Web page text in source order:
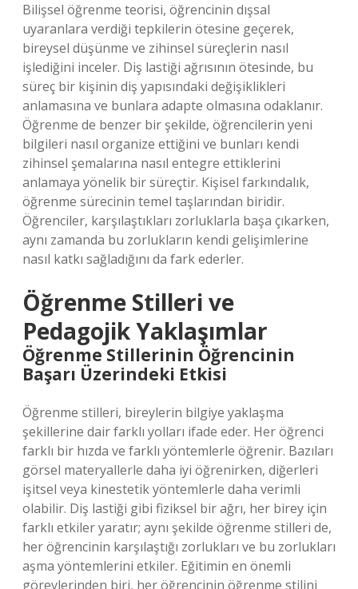
Bilişsel öğrenme teorisi, öğrencinin dışsal
uyaranlara verdiği tepkilerin ötesine geçerek,
bireysel düşünme ve zihinsel süreçlerin nasıl
işlediğini inceler. Diş lastiği ağrısının ötesinde, bu
süreç bir kişinin diş yapısındaki değişiklikleri
anlamasına ve bunlara adapte olmasına odaklanır.
Öğrenme de benzer bir şekilde, öğrencilerin yeni
bilgileri nasıl organize ettiğini ve bunları kendi
zihinsel şemalarına nasıl entegre ettiklerini
anlamaya yönelik bir süreçtir. Kişisel farkındalık,
öğrenme sürecinin temel taşlarından biridir.
Öğrenciler, karşılaştıkları zorluklarla başa çıkarken,
aynı zamanda bu zorlukların kendi gelişimlerine
nasıl katkı sağladığını da fark ederler.
Öğrenme Stilleri ve
Pedagojik Yaklaşımlar
Öğrenme Stillerinin Öğrencinin
Başarı Üzerindeki Etkisi
Öğrenme stilleri, bireylerin bilgiye yaklaşma
şekillerine dair farklı yolları ifade eder. Her öğrenci
farklı bir hızda ve farklı yöntemlerle öğrenir. Bazıları
görsel materyallerle daha iyi öğrenirken, diğerleri
işitsel veya kinestetik yöntemlerle daha verimli
olabilir. Diş lastiği gibi fiziksel bir ağrı, her birey için
farklı etkiler yaratır; aynı şekilde öğrenme stilleri de,
her öğrencinin karşılaştığı zorlukları ve bu zorlukları
aşma yöntemlerini etkiler. Eğitimin en önemli
görevlerinden biri, her öğrencinin öğrenme stilini